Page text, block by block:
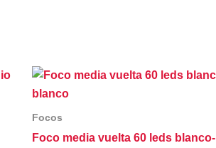
Focos
Foco media vuelta 60 leds blanco-